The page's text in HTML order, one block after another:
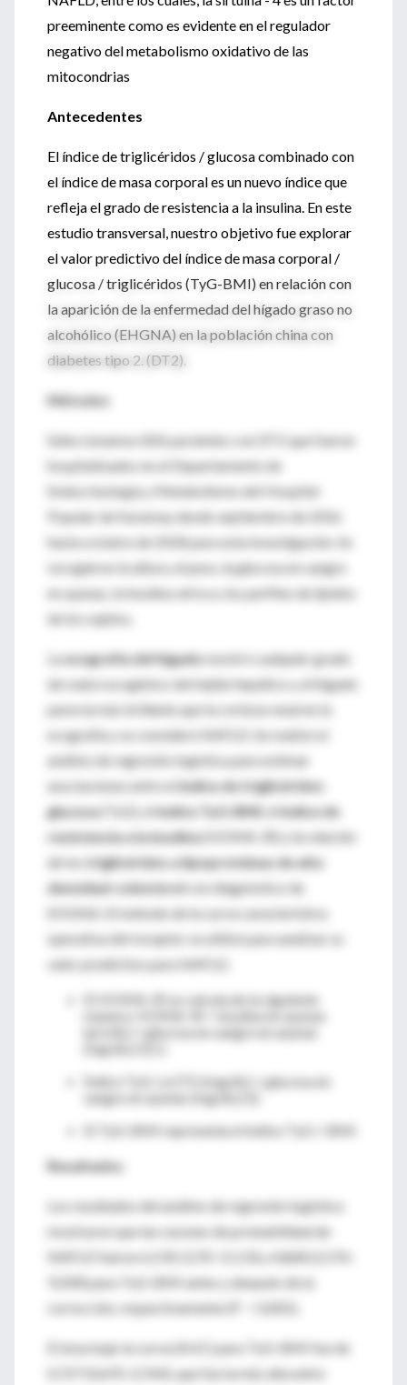
preeminente como es evidente en el regulador
negativo del metabolismo oxidativo de las
mitocondrias
Antecedentes
El índice de triglicéridos / glucosa combinado con
el índice de masa corporal es un nuevo índice que
refleja el grado de resistencia a la insulina. En este
estudio transversal, nuestro objetivo fue explorar
el valor predictivo del índice de masa corporal /
glucosa / triglicéridos (TyG-BMI) en relación con
la aparición de la enfermedad del hígado graso no
alcohólico (EHGNA) en la población china con
diabetes tipo 2. (DT2).
Métodos
Seleccionamos 826 pacientes con DT2 que fueron
hospitalizados en el Departamento de
Endocrinología y Metabolismo del Hospital
Popular de Karamay desde septiembre de 2016
hasta octubre de 2018 para esta investigación. Se
recogieron la altura, el peso, la glucosa en sangre
en ayunas, la insulina sérica y los perfiles de lípidos
de los sujetos.
Laecografía del hígadomostró cualquier grado
de realce ecogénico del tejido hepático y el hígado
parecía más brillante que la corteza renal en la
ecografía y se consideró NAFLD. Se realizó el
análisis de regresión logística para estimar
asociaciones entre elíndice de triglicéridos
glucosa(TyG), elíndice TyG-BMI, elíndice de
resistencia a la insulina(HOMA-IR) y la relación
de los triglicéridos a lipoproteínas de alta
densidad-colesterolcon diagnóstico de
EHGNA. El método de la curva característica
operativa del receptor se utilizó para analizar su
valor predictivo para NAFLD.
El HOMA-IR se calcula de la siguiente
Índice TyG: Ln [TG (mg/dL) × glucosa en
El TyG-BMI representa el índice TyG × BMI
Resultados
Los resultados del análisis de regresión logística
mostraron que las razones de probabilidad de
NAFLD fueron 6,535 (3,70–11,53) y 4,868 (2,576–
9,200) para TyG-BMI antes y después de la
corrección, respectivamente (P < 0,001).
El área bajo la curva (AUC) para TyG-BMI fue de
0,727 (0,691-0,764), que fue la más alta entre